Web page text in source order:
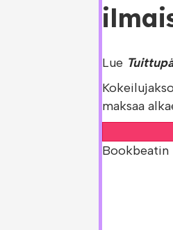
Lue
maksaa
Bookbeatin